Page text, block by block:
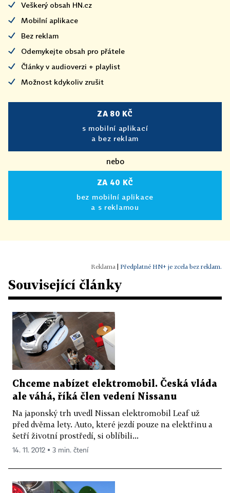
Veškerý obsah HN.cz
Mobilní aplikace
Bez reklam
Odemykejte obsah pro přátele
Články v audioverzi + playlist
Možnost kdykoliv zrušit
ZA 80 KČ
s mobilní aplikací
a bez reklam
nebo
ZA 40 KČ
bez mobilní aplikace
a s reklamou
Předplatné HN+ je zcela bez reklam.
Související články
Chceme nabízet elektromobil. Česká vláda
ale váhá, říká člen vedení Nissanu
Na japonský trh uvedl Nissan elektromobil Leaf už
před dvěma lety. Auto, které jezdí pouze na elektřinu a
šetří životní prostředí, si oblíbili...
14. 11. 2012 ▪ 3 min. čtení